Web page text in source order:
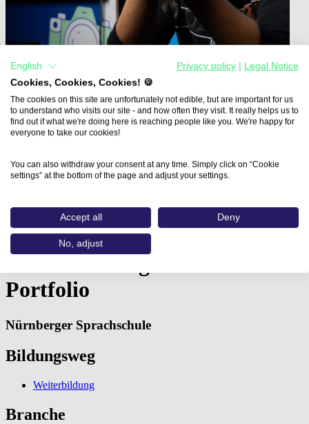
Aus- und Weiterbildungen
Fachkraft 3D-Design: Architekturvisualisierung in…
Fachkraft 3D-Design:
Architekturvisualisierung in
Portfolio
Nürnberger Sprachschule
Bildungsweg
Weiterbildung
Branche
English Privacy policy
Legal Notice
Cookies, Cookies, Cookies! 🍪
The cookies on this site are unfortunately not edible, but are important for us
to understand who visits our site - and how often they visit. It really helps us to
find out if what we're doing here is reaching people like you. We're happy for
everyone to take our cookies!
You can also withdraw your consent at any time. Simply click on “Cookie
settings” at the bottom of the page and adjust your settings.
Accept all Deny
No, adjust